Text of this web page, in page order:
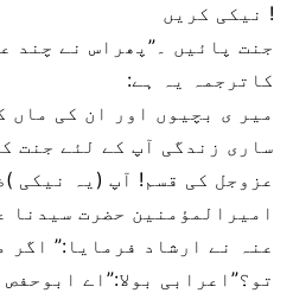
! نیکی کریں
جنت پائیں ۔”پھراس نے چند
کاترجمہ یہ ہے:
میر ی بچیوں اور ان کی ماں
ساری زندگی آپ کے لئے جنت
عزوجل کی قسم! آپ (یہ نیکی
امیرالمؤمنین حضرت سیدنا
عنہ نے ارشاد فرمایا:” اگر
تو؟”اعرابی بولا:”اے